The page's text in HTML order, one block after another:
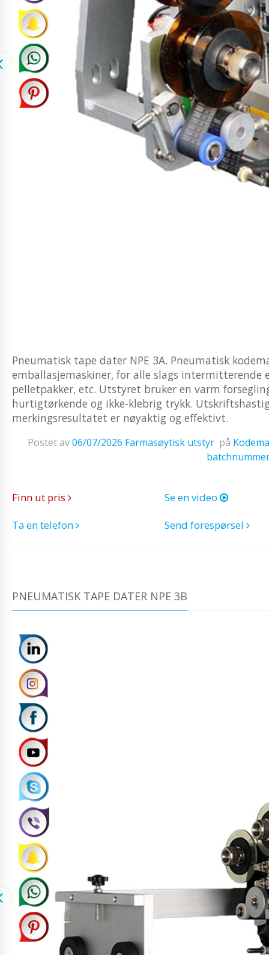
Pneumatisk tape dater NPE 3A. Pneumatisk
emballasjemaskiner, for alle slags intermitterende
pelletpakker, etc. Utstyret bruker en varm
hurtigtørkende og ikke-klebrig trykk.
merkingsresultatet er nøyaktig og effektivt.
Postet av06/07/2026 Farmasøytisk utstyr på
Finn ut pris
Se en video
Ta en telefon
Send forespørsel
PNEUMATISK TAPE DATER NPE 3B